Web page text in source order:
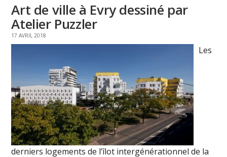
Art de ville à Evry dessiné par
Atelier Puzzler
17 AVRIL 2018
Les
derniers logements de l’îlot intergénérationnel de la